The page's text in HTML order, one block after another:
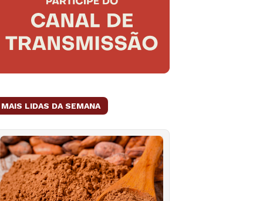
MAIS LIDAS DA SEMANA